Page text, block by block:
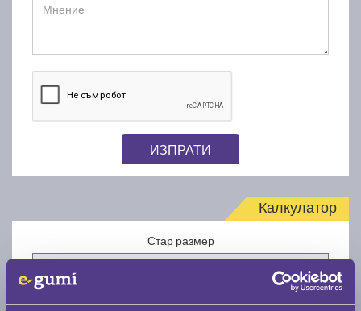
ИЗПРАТИ
Калкулатор
Стар размер